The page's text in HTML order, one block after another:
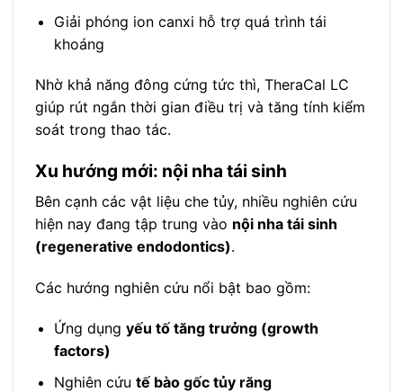
Giải phóng ion canxi hỗ trợ quá trình tái
khoáng
Nhờ khả năng đông cứng tức thì, TheraCal LC
giúp rút ngắn thời gian điều trị và tăng tính kiểm
soát trong thao tác.
Xu hướng mới: nội nha tái sinh
Bên cạnh các vật liệu che tủy, nhiều nghiên cứu
hiện nay đang tập trung vào nội nha tái sinh
(regenerative endodontics).
Các hướng nghiên cứu nổi bật bao gồm:
Ứng dụng yếu tố tăng trưởng (growth
factors)
Nghiên cứu tế bào gốc tủy răng